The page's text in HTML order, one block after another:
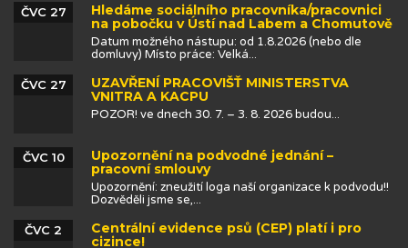
Hledáme sociálního pracovníka/pracovnici
na pobočku v Ústí nad Labem a Chomutově
ČVC 27
Datum možného nástupu: od 1.8.2026 (nebo dle
domluvy) Místo práce: Velká...
UZAVŘENÍ PRACOVIŠŤ MINISTERSTVA
VNITRA A KACPU
ČVC 27
POZOR! ve dnech 30. 7. – 3. 8. 2026 budou...
Upozornění na podvodné jednání –
pracovní smlouvy
ČVC 10
Upozornění: zneužití loga naší organizace k podvodu!!
Dozvěděli jsme se,...
Centrální evidence psů (CEP) platí i pro
cizince!
ČVC 2